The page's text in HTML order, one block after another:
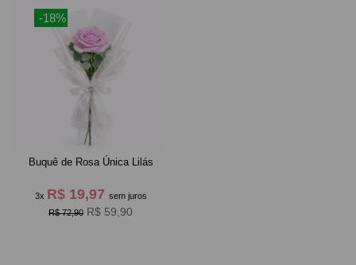
-18%
Buquê de Rosa Única Lilás
3x R$ 19,97 sem juros
R$ 72,90 R$ 59,90